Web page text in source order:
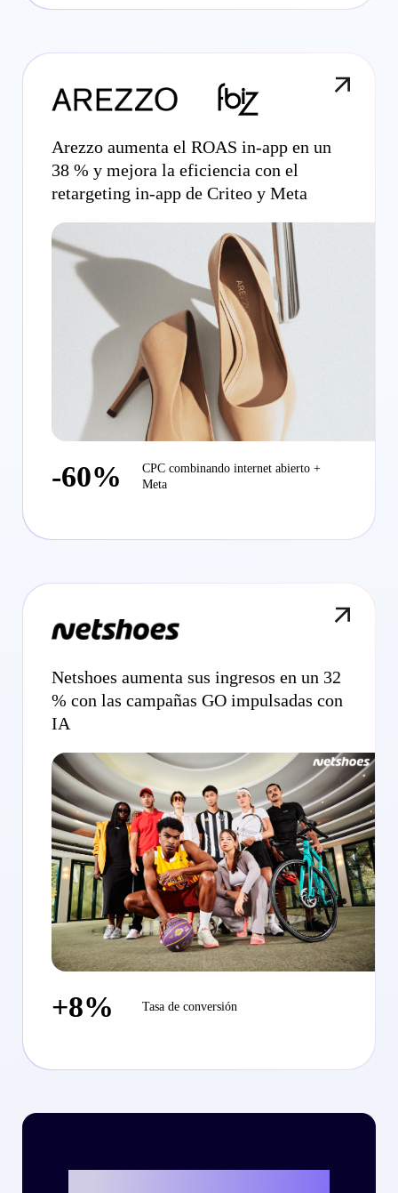
Arezzo aumenta el ROAS in-app en un
38 % y mejora la eficiencia con el
retargeting in-app de Criteo y Meta
-60%
CPC combinando internet abierto +
Meta
Netshoes aumenta sus ingresos en un 32
% con las campañas GO impulsadas con
IA
+8% Tasa de conversión